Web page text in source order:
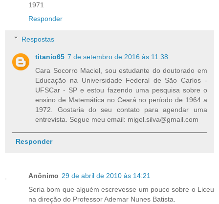
1971
Responder
Respostas
titanio65 7 de setembro de 2016 às 11:38
Cara Socorro Maciel, sou estudante do doutorado em
Educação na Universidade Federal de São Carlos -
UFSCar - SP e estou fazendo uma pesquisa sobre o
ensino de Matemática no Ceará no período de 1964 a
1972. Gostaria do seu contato para agendar uma
entrevista. Segue meu email: migel.silva@gmail.com
Responder
Anônimo 29 de abril de 2010 às 14:21
Seria bom que alguém escrevesse um pouco sobre o Liceu
na direção do Professor Ademar Nunes Batista.